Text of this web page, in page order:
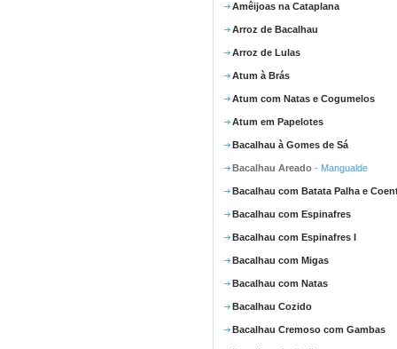
Amêijoas na Cataplana
Arroz de Bacalhau
Arroz de Lulas
Atum à Brás
Atum com Natas e Cogumelos
Atum em Papelotes
Bacalhau à Gomes de Sá
Bacalhau Areado - Mangualde
Bacalhau com Batata Palha e
Bacalhau com Espinafres
Bacalhau com Espinafres I
Bacalhau com Migas
Bacalhau com Natas
Bacalhau Cozido
Bacalhau Cremoso com Gambas